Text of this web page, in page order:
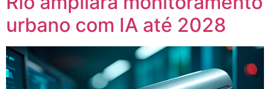
urbano com IA até 2028